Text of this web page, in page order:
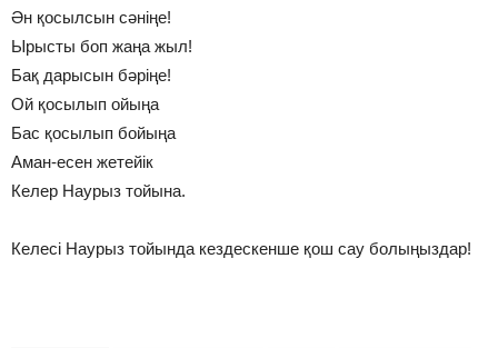
Ән қосылсын сәніңе!
Ырысты боп жаңа жыл!
Бақ дарысын бәріңе!
Ой қосылып ойыңа
Бас қосылып бойыңа
Аман-есен жетейік
Келер Наурыз тойына.
Келесі Наурыз тойында кездескенше қош сау болыңыздар!